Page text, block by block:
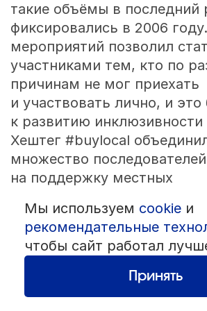
такие объёмы в последний
фиксировались в 2006
мероприятий позволил
участниками тем, кто по
причинам не мог приехать
и участвовать лично, и
к развитию инклюзивности
Хештег #buylocal
множество
на поддержку местных
в Европе получает
поддержку при условии
принципам в дело
развития. Как замечают
исследования IBTM Trends
Мы используем cookieи
рекомендательные
чтобы сайт работал
Принять